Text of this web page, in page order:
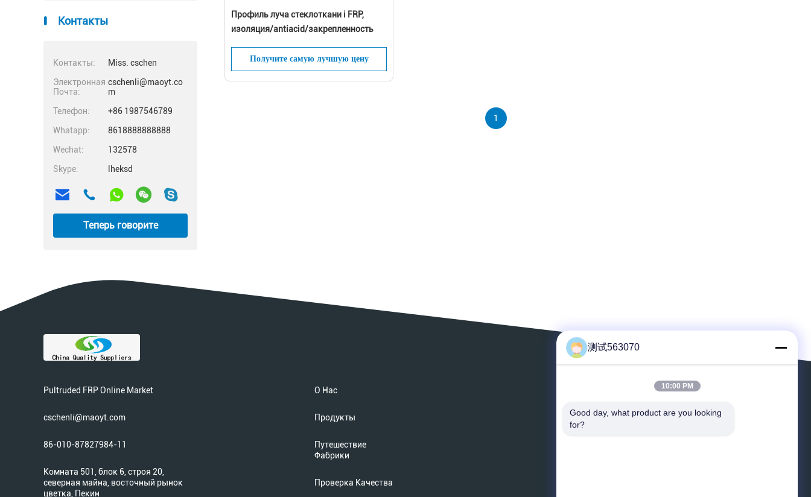
Контакты
Контакты:
Miss. cschen
Электронная
Почта:
cschenli@maoyt.co
m
Телефон:
+86 1987546789
Whatapp:
8618888888888
Wechat:
132578
Skype:
lheksd
Теперь говорите
Профиль луча стеклоткани i FRP,
изоляция/antiacid/закрепленность
Получите самую лучшую цену
1
Pultruded FRP Online Market
cschenli@maoyt.com
86-010-87827984-11
Комната 501, блок 6, строя 20,
северная майна, восточный рынок
цветка, Пекин
О Нас
Продукты
Путешествие
Фабрики
Проверка Качества
Выйдите сообщение
测试563070
10:00 PM
Good day, what product are you looking
for?